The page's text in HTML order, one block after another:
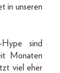
in unseren
sind
Monaten
viel eher